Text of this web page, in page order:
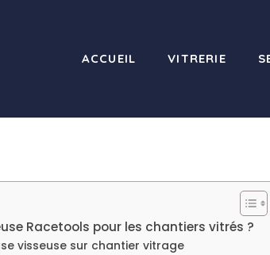
ACCUEIL VITRERIE
Racetools pour les chantiers vitrés ?
visseuse sur chantier vitrage